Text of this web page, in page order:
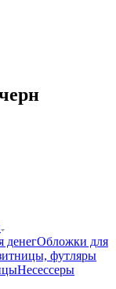
денегОбложки для
футляры
Несессеры